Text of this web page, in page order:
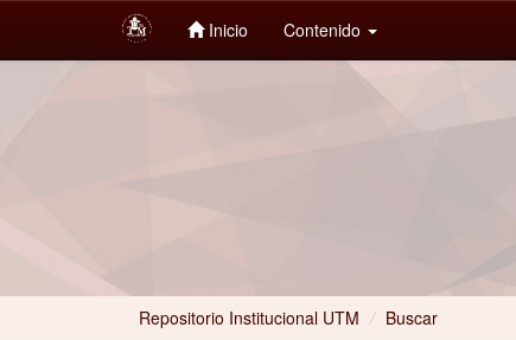
Inicio Contenido
Repositorio Institucional UTM / Buscar